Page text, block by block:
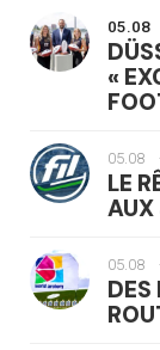
05.08
«
05.08
LE
AUX
05.08
DES